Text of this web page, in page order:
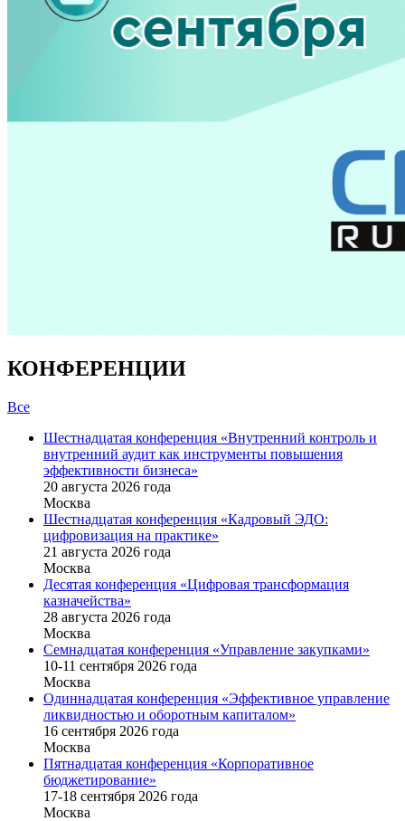
КОНФЕРЕНЦИИ
Все
Шестнадцатая конференция «Внутренний контроль и
внутренний аудит как инструменты повышения
эффективности бизнеса»
20 августа 2026 года
Москва
Шестнадцатая конференция «Кадровый ЭДО:
цифровизация на практике»
21 августа 2026 года
Москва
Десятая конференция «Цифровая трансформация
казначейства»
28 августа 2026 года
Москва
Семнадцатая конференция «Управление закупками»
10-11 сентября 2026 года
Москва
Одиннадцатая конференция «Эффективное управление
ликвидностью и оборотным капиталом»
16 cентября 2026 года
Москва
Пятнадцатая конференция «Корпоративное
бюджетирование»
17-18 сентября 2026 года
Москва